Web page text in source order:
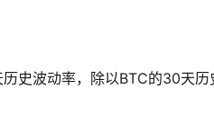
史波动率，除以BTC的30天历